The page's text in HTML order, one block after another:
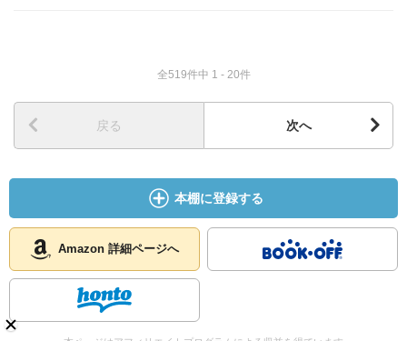
全519件中 1 - 20件
戻る 次へ
本棚に登録する
Amazon 詳細ページへ